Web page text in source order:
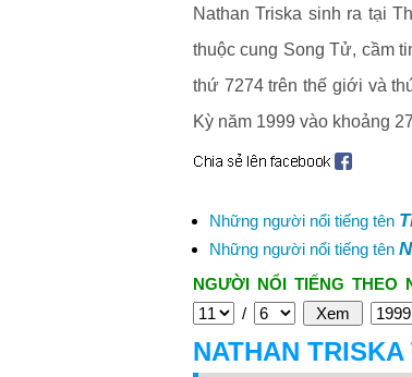
Nathan Triska sinh ra tại
thuộc cung Song Tử, cầm
thứ 7274 trên thế giới và
Kỳ năm 1999 vào khoảng
Những người nổi tiếng tên
Những người nổi tiếng tên
NGƯỜI NỔI TIẾNG THEO
/
NATHAN